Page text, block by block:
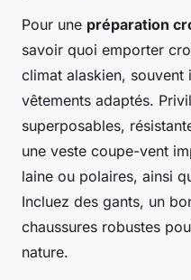
Pour une préparation
savoir quoi emporter
climat alaskien,
vêtements adaptés.
superposables,
une veste coupe-vent
laine ou polaires, ainsi
Incluez des gants, un
chaussures robustes
nature.